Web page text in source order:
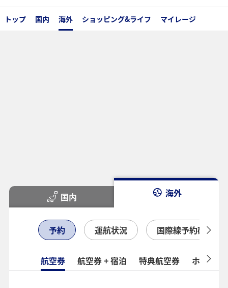
トップ 国内 海外 ショッピング&ライフ マイレージ
国内 海外
予約 運航状況 国際線予約確認
航空券 航空券 + 宿泊 特典航空券 ホテル